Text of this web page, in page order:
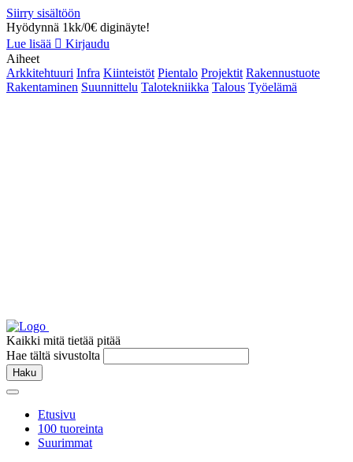
Siirry sisältöön
Hyödynnä 1kk/0€ diginäyte!
Lue lisää
Kirjaudu
Aiheet
Arkkitehtuuri Infra Kiinteistöt Pientalo Projektit Rakennustuote
Rakentaminen Suunnittelu Talotekniikka Talous Työelämä
Kaikki mitä tietää pitää
Hae tältä sivustolta
Haku
Etusivu
100 tuoreinta
Suurimmat